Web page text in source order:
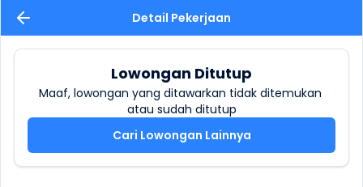
Detail Pekerjaan
Lowongan Ditutup
Maaf, lowongan yang ditawarkan tidak ditemukan
atau sudah ditutup
Cari Lowongan Lainnya